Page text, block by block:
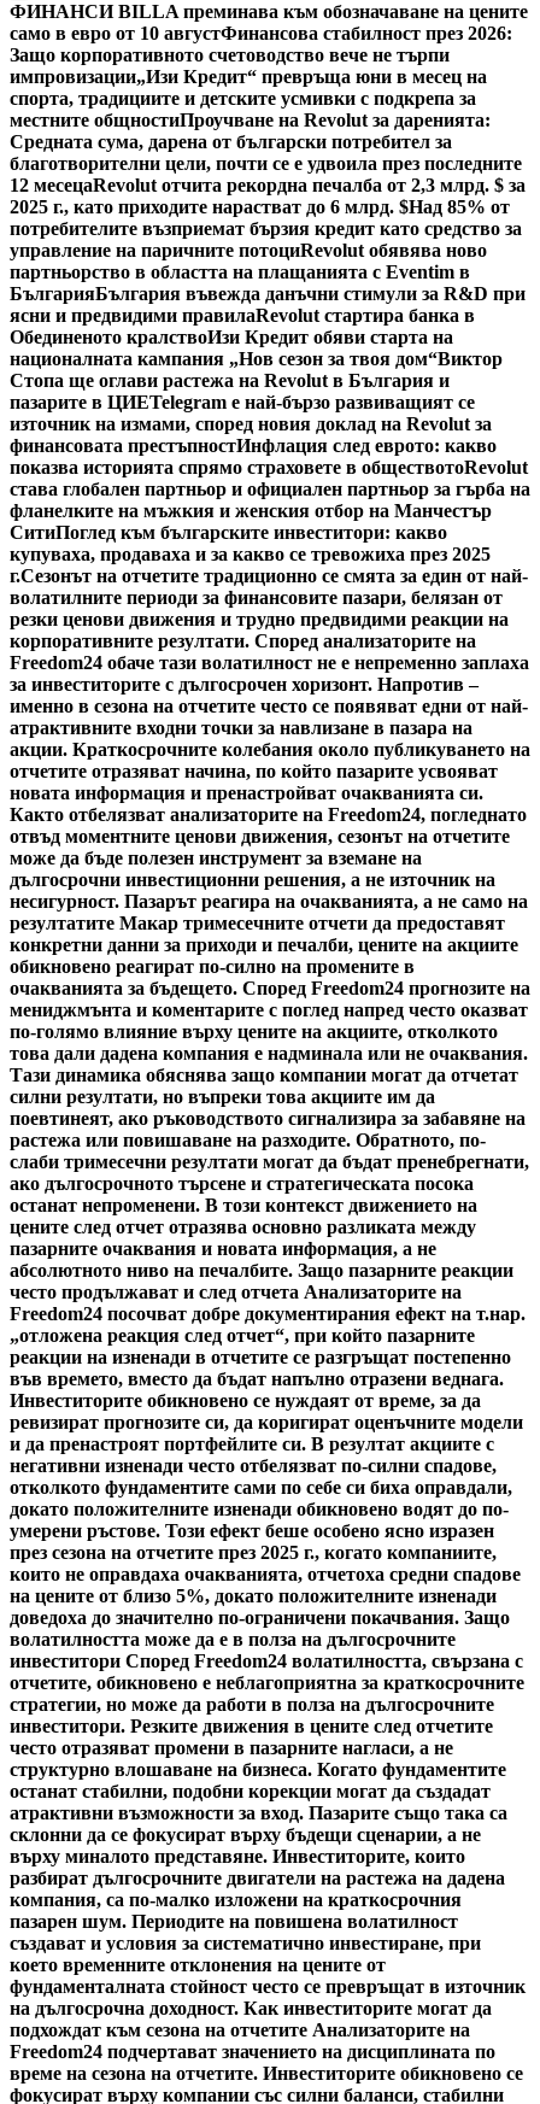
ФИНАНСИ BILLA преминава към обозначаване на цените
само в евро от 10 августФинансова стабилност през 2026:
Защо корпоративното счетоводство вече не търпи
импровизации„Изи Кредит“ превръща юни в месец на
спорта, традициите и детските усмивки с подкрепа за
местните общностиПроучване на Revolut за даренията:
Средната сума, дарена от български потребител за
благотворителни цели, почти се е удвоила през последните
12 месецаRevolut отчита рекордна печалба от 2,3 млрд. $ за
2025 г., като приходите нарастват до 6 млрд. $Над 85% от
потребителите възприемат бързия кредит като средство за
управление на паричните потоциRevolut обявява ново
партньорство в областта на плащанията с Eventim в
БългарияБългария въвежда данъчни стимули за R&D при
ясни и предвидими правилаRevolut стартира банка в
Обединеното кралствоИзи Кредит обяви старта на
националната кампания „Нов сезон за твоя дом“Виктор
Стопа ще оглави растежа на Revolut в България и
пазарите в ЦИЕTelegram е най-бързо развиващият се
източник на измами, според новия доклад на Revolut за
финансовата престъпностИнфлация след еврото: какво
показва историята спрямо страховете в обществотоRevolut
става глобален партньор и официален партньор за гърба на
фланелките на мъжкия и женския отбор на Манчестър
СитиПоглед към българските инвеститори: какво
купуваха, продаваха и за какво се тревожиха през 2025
г.Сезонът на отчетите традиционно се смята за един от най-
волатилните периоди за финансовите пазари, белязан от
резки ценови движения и трудно предвидими реакции на
корпоративните резултати. Според анализаторите на
Freedom24 обаче тази волатилност не е непременно заплаха
за инвеститорите с дългосрочен хоризонт. Напротив –
именно в сезона на отчетите често се появяват едни от най-
атрактивните входни точки за навлизане в пазара на
акции. Краткосрочните колебания около публикуването на
отчетите отразяват начина, по който пазарите усвояват
новата информация и пренастройват очакванията си.
Както отбелязват анализаторите на Freedom24, погледнато
отвъд моментните ценови движения, сезонът на отчетите
може да бъде полезен инструмент за вземане на
дългосрочни инвестиционни решения, а не източник на
несигурност. Пазарът реагира на очакванията, а не само на
резултатите Макар тримесечните отчети да предоставят
конкретни данни за приходи и печалби, цените на акциите
обикновено реагират по-силно на промените в
очакванията за бъдещето. Според Freedom24 прогнозите на
мениджмънта и коментарите с поглед напред често оказват
по-голямо влияние върху цените на акциите, отколкото
това дали дадена компания е надминала или не очаквания.
Тази динамика обяснява защо компании могат да отчетат
силни резултати, но въпреки това акциите им да
поевтинеят, ако ръководството сигнализира за забавяне на
растежа или повишаване на разходите. Обратното, по-
слаби тримесечни резултати могат да бъдат пренебрегнати,
ако дългосрочното търсене и стратегическата посока
останат непроменени. В този контекст движението на
цените след отчет отразява основно разликата между
пазарните очаквания и новата информация, а не
абсолютното ниво на печалбите. Защо пазарните реакции
често продължават и след отчета Анализаторите на
Freedom24 посочват добре документирания ефект на т.нар.
„отложена реакция след отчет“, при който пазарните
реакции на изненади в отчетите се разгръщат постепенно
във времето, вместо да бъдат напълно отразени веднага.
Инвеститорите обикновено се нуждаят от време, за да
ревизират прогнозите си, да коригират оценъчните модели
и да пренастроят портфейлите си. В резултат акциите с
негативни изненади често отбелязват по-силни спадове,
отколкото фундаментите сами по себе си биха оправдали,
докато положителните изненади обикновено водят до по-
умерени ръстове. Този ефект беше особено ясно изразен
през сезона на отчетите през 2025 г., когато компаниите,
които не оправдаха очакванията, отчетоха средни спадове
на цените от близо 5%, докато положителните изненади
доведоха до значително по-ограничени покачвания. Защо
волатилността може да е в полза на дългосрочните
инвеститори Според Freedom24 волатилността, свързана с
отчетите, обикновено е неблагоприятна за краткосрочните
стратегии, но може да работи в полза на дългосрочните
инвеститори. Резките движения в цените след отчетите
често отразяват промени в пазарните нагласи, а не
структурно влошаване на бизнеса. Когато фундаментите
останат стабилни, подобни корекции могат да създадат
атрактивни възможности за вход. Пазарите също така са
склонни да се фокусират върху бъдещи сценарии, а не
върху миналото представяне. Инвеститорите, които
разбират дългосрочните двигатели на растежа на дадена
компания, са по-малко изложени на краткосрочния
пазарен шум. Периодите на повишена волатилност
създават и условия за систематично инвестиране, при
което временните отклонения на цените от
фундаменталната стойност често се превръщат в източник
на дългосрочна доходност. Как инвеститорите могат да
подхождат към сезона на отчетите Анализаторите на
Freedom24 подчертават значението на дисциплината по
време на сезона на отчетите. Инвеститорите обикновено се
фокусират върху компании със силни баланси, стабилни